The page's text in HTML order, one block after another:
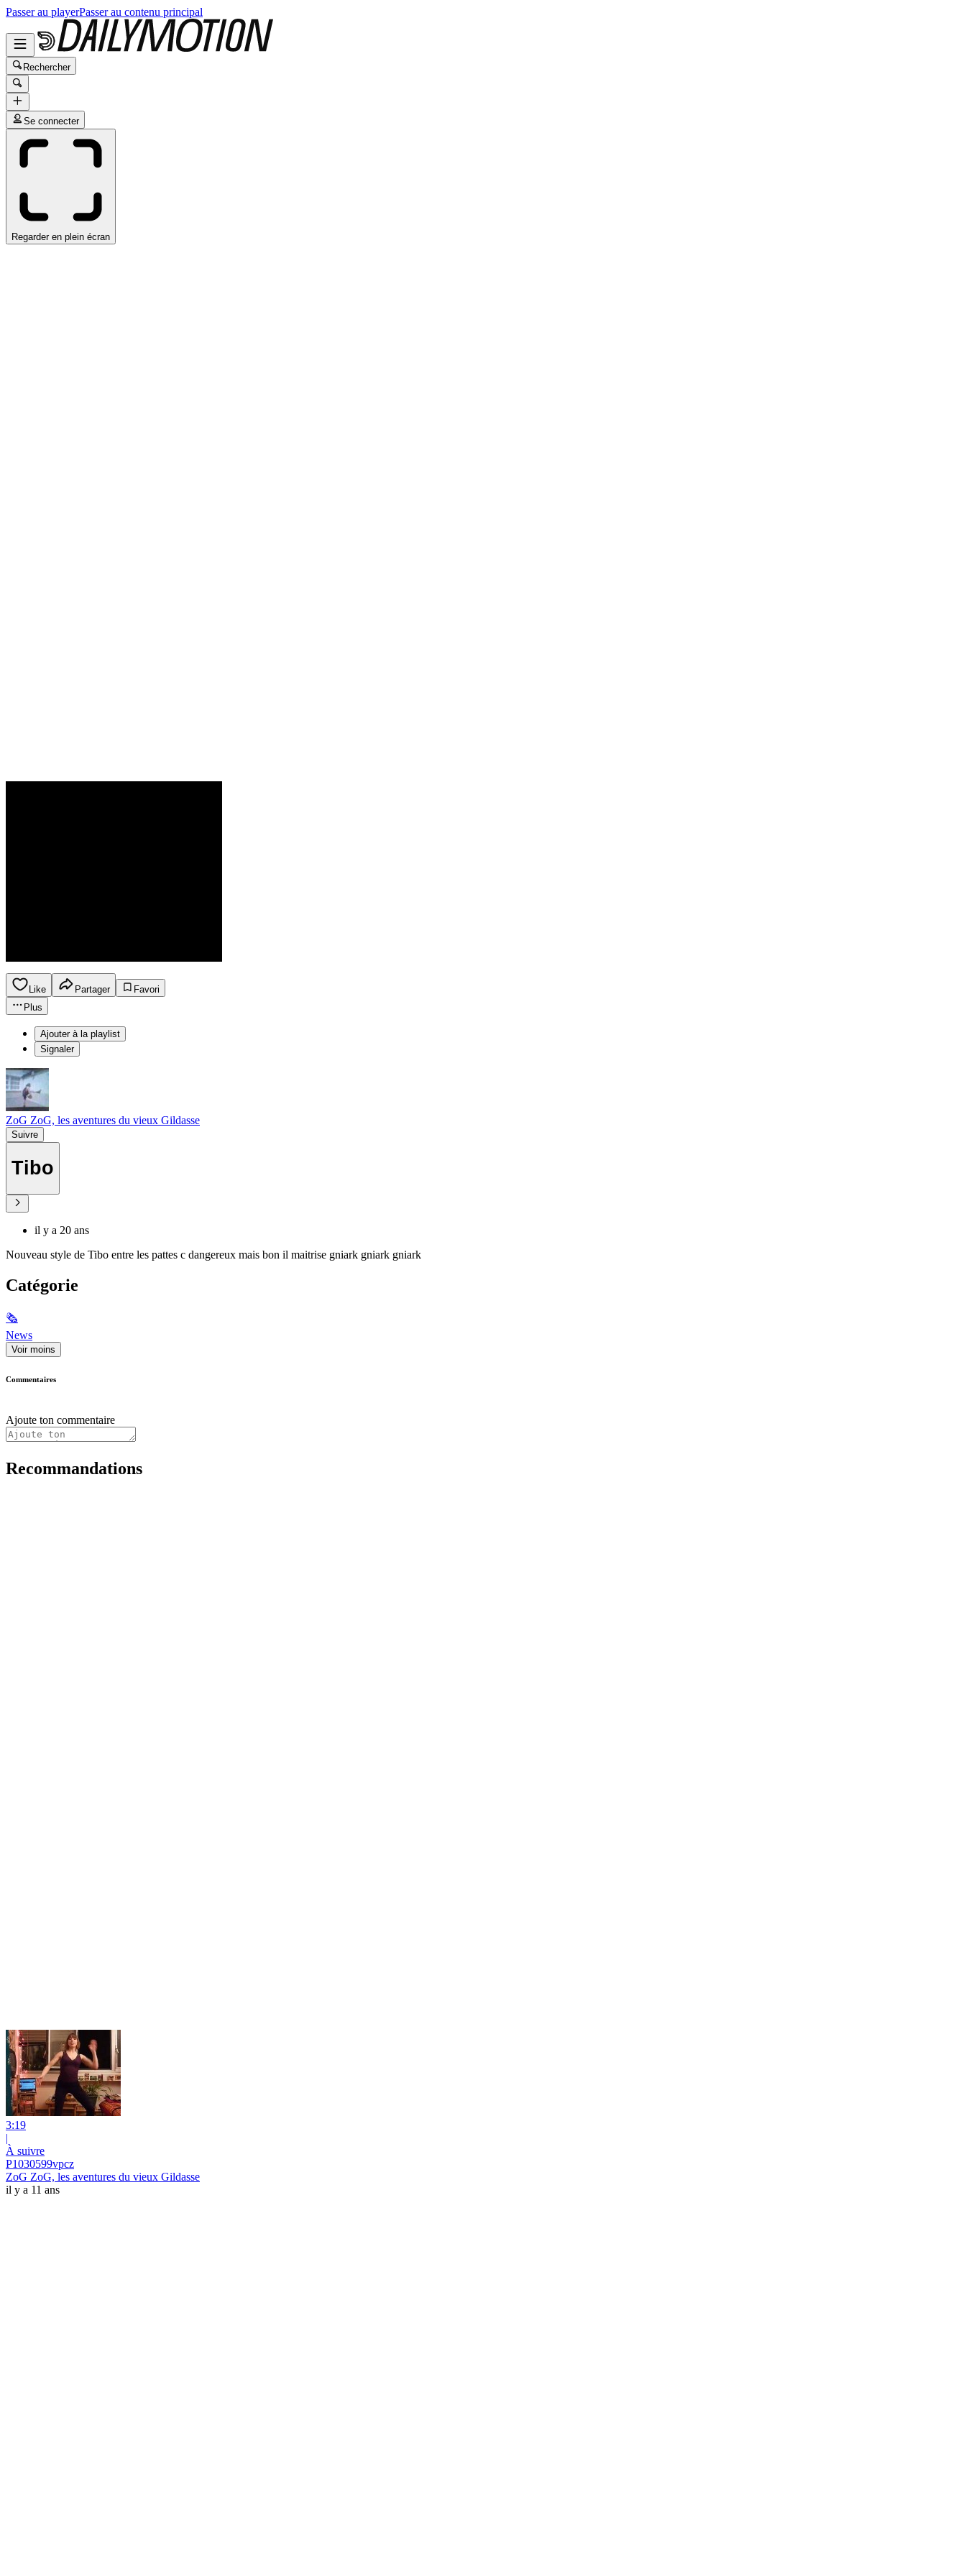
Passer au playerPasser au contenu principal
Rechercher
Se connecter
Regarder en plein écran
Like Partager
Favori
Plus
Ajouter à la playlist
Signaler
ZoG ZoG, les aventures du vieux Gildasse
Suivre
Tibo
il y a 20 ans
Nouveau style de Tibo entre les pattes c dangereux mais bon il maitrise gniark gniark gniark
Catégorie
🗞
News
Voir moins
Commentaires
Ajoute ton commentaire
Recommandations
3:19
|
À suivre
P1030599vpcz
ZoG ZoG, les aventures du vieux Gildasse
il y a 11 ans